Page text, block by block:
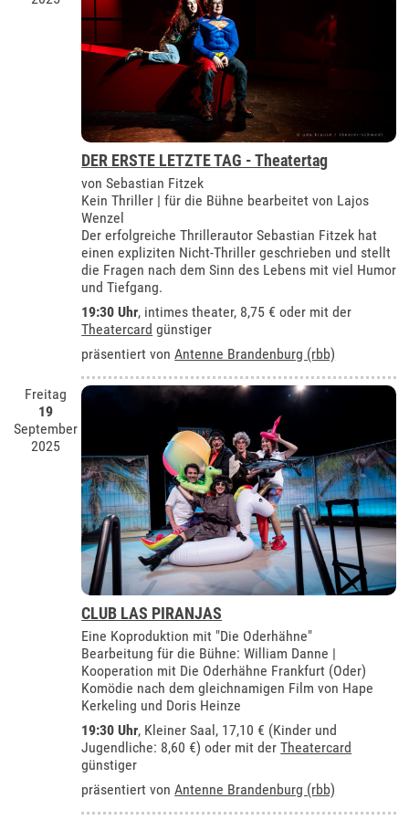
DER ERSTE LETZTE TAG - Theatertag
von Sebastian Fitzek
Kein Thriller | für die Bühne bearbeitet von Lajos
Wenzel
Der erfolgreiche Thrillerautor Sebastian Fitzek hat
einen expliziten Nicht-Thriller geschrieben und stellt
die Fragen nach dem Sinn des Lebens mit viel Humor
und Tiefgang.
19:30 Uhr, intimes theater, 8,75 € oder mit der
Theatercard günstiger
präsentiert vonAntenne Brandenburg (rbb)
Freitag
19
September
2025
CLUB LAS PIRANJAS
Eine Koproduktion mit "Die Oderhähne"
Bearbeitung für die Bühne: William Danne |
Kooperation mit Die Oderhähne Frankfurt (Oder)
Komödie nach dem gleichnamigen Film von Hape
Kerkeling und Doris Heinze
19:30 Uhr, Kleiner Saal, 17,10 € (Kinder und
Jugendliche: 8,60 €) oder mit derTheatercard
günstiger
präsentiert vonAntenne Brandenburg (rbb)